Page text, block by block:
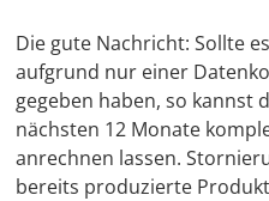
Die gute Nachricht: Sollte
aufgrund nur einer
gegeben haben, so kannst
nächsten 12 Monate
anrechnen lassen.
bereits produzierte